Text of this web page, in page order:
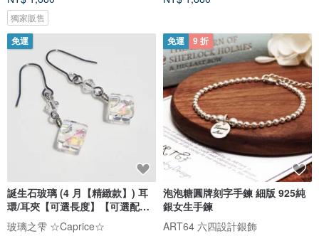
獨家販售
免運
誕生石玻璃 (4 月【精緻款】) 耳
環/耳夾【可選長度】【可選配
件】【預約製作】
玻璃之雫 ☆Caprice☆
免運 9 折
泡泡糖圓牌刻字手鍊 細版 925純
銀女生手鍊
ART64 六四設計銀飾